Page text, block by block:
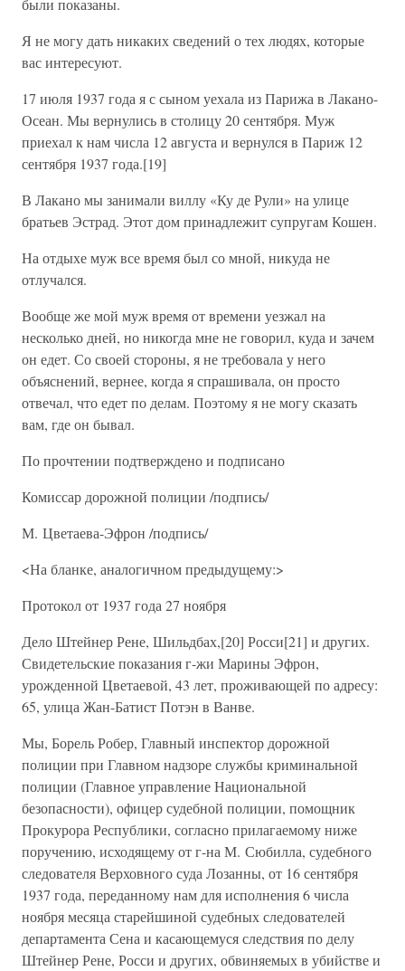
были показаны.
Я не могу дать никаких сведений о тех людях, которые
вас интересуют.
17 июля 1937 года я с сыном уехала из Парижа в Лакано-
Осеан. Мы вернулись в столицу 20 сентября. Муж
приехал к нам числа 12 августа и вернулся в Париж 12
сентября 1937 года.[19]
В Лакано мы занимали виллу «Ку де Рули» на улице
братьев Эстрад. Этот дом принадлежит супругам Кошен.
На отдыхе муж все время был со мной, никуда не
отлучался.
Вообще же мой муж время от времени уезжал на
несколько дней, но никогда мне не говорил, куда и зачем
он едет. Со своей стороны, я не требовала у него
объяснений, вернее, когда я спрашивала, он просто
отвечал, что едет по делам. Поэтому я не могу сказать
вам, где он бывал.
По прочтении подтверждено и подписано
Комиссар дорожной полиции /подпись/
М. Цветаева-Эфрон /подпись/
<На бланке, аналогичном предыдущему:>
Протокол от 1937 года 27 ноября
Дело Штейнер Рене, Шильдбах,[20] Росси[21] и других.
Свидетельские показания г-жи Марины Эфрон,
урожденной Цветаевой, 43 лет, проживающей по адресу:
65, улица Жан-Батист Потэн в Ванве.
Мы, Борель Робер, Главный инспектор дорожной
полиции при Главном надзоре службы криминальной
полиции (Главное управление Национальной
безопасности), офицер судебной полиции, помощник
Прокурора Республики, согласно прилагаемому ниже
поручению, исходящему от г-на М. Сюбилла, судебного
следователя Верховного суда Лозанны, от 16 сентября
1937 года, переданному нам для исполнения 6 числа
ноября месяца старейшиной судебных следователей
департамента Сена и касающемуся следствия по делу
Штейнер Рене, Росси и других, обвиняемых в убийстве и